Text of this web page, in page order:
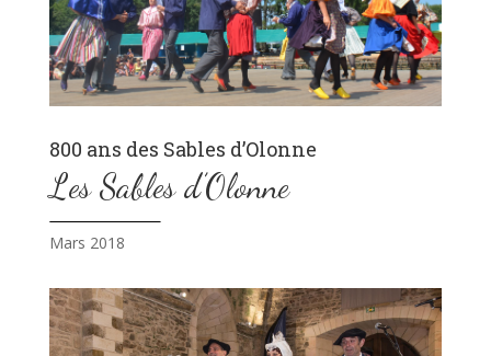
800 ans des Sables d’Olonne
Les Sables d’Olonne
Mars 2018